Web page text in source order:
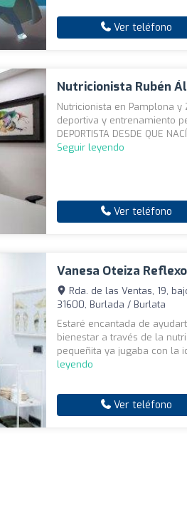
Ver teléfono
Nutricionista Rubén
Nutricionista en Pamplona y
deportiva y entrenamiento
DEPORTISTA DESDE QUE
Seguir leyendo
Ver teléfono
Vanesa Oteiza
Rda. de las Ventas, 19,
31600, Burlada / Burlata
Estaré encantada de
bienestar a través de la
pequeñita ya jugaba con la
leyendo
Ver teléfono